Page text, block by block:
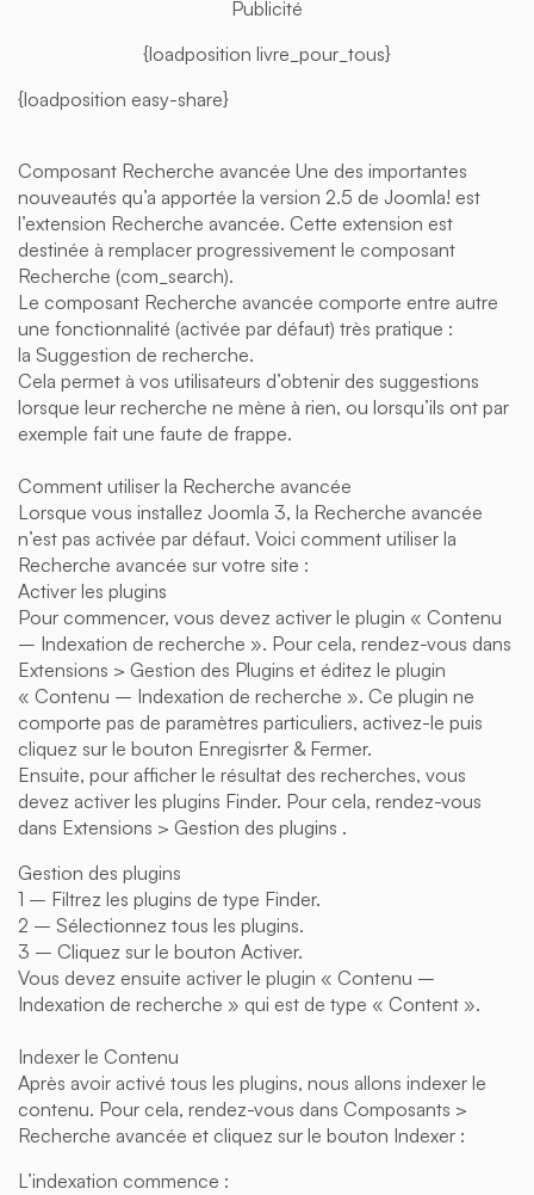
Publicité
{loadposition livre_pour_tous}
{loadposition easy-share}
Composant Recherche avancée Une des importantes
nouveautés qu’a apportée la version 2.5 de Joomla! est
l’extension Recherche avancée. Cette extension est
destinée à remplacer progressivement le composant
Recherche (com_search).
Le composant Recherche avancée comporte entre autre
une fonctionnalité (activée par défaut) très pratique :
la Suggestion de recherche.
Cela permet à vos utilisateurs d’obtenir des suggestions
lorsque leur recherche ne mène à rien, ou lorsqu’ils ont par
exemple fait une faute de frappe.
Comment utiliser la Recherche avancée
Lorsque vous installez Joomla 3, la Recherche avancée
n’est pas activée par défaut. Voici comment utiliser la
Recherche avancée sur votre site :
Activer les plugins
Pour commencer, vous devez activer le plugin « Contenu
– Indexation de recherche ». Pour cela, rendez-vous dans
Extensions > Gestion des Plugins et éditez le plugin
« Contenu – Indexation de recherche ». Ce plugin ne
comporte pas de paramètres particuliers, activez-le puis
cliquez sur le bouton Enregisrter & Fermer.
Ensuite, pour afficher le résultat des recherches, vous
devez activer les plugins Finder. Pour cela, rendez-vous
dans Extensions > Gestion des plugins .
Gestion des plugins
1 – Filtrez les plugins de type Finder.
2 – Sélectionnez tous les plugins.
3 – Cliquez sur le bouton Activer.
Vous devez ensuite activer le plugin « Contenu –
Indexation de recherche » qui est de type « Content ».
Indexer le Contenu
Après avoir activé tous les plugins, nous allons indexer le
contenu. Pour cela, rendez-vous dans Composants >
Recherche avancée et cliquez sur le bouton Indexer :
L’indexation commence :